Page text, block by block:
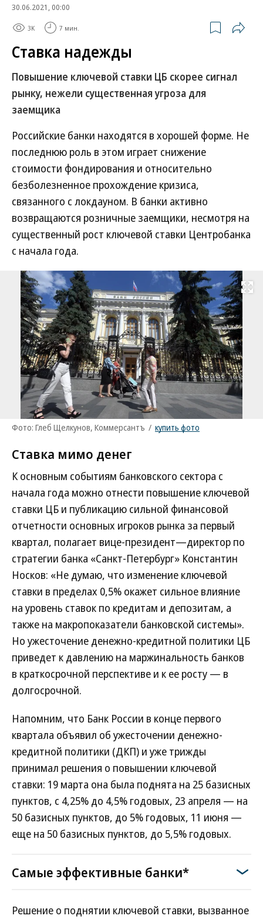
30.06.2021, 00:00
3K 7 мин.
Ставка надежды
Повышение ключевой ставки ЦБ скорее сигнал
рынку, нежели существенная угроза для
заемщика
Российские банки находятся в хорошей форме. Не
последнюю роль в этом играет снижение
стоимости фондирования и относительно
безболезненное прохождение кризиса,
связанного с локдауном. В банки активно
возвращаются розничные заемщики, несмотря на
существенный рост ключевой ставки Центробанка
с начала года.
Развернуть
Фото: Глеб Щелкунов, Коммерсантъ / купить фото
Ставка мимо денег
К основным событиям банковского сектора с
начала года можно отнести повышение ключевой
ставки ЦБ и публикацию сильной финансовой
отчетности основных игроков рынка за первый
квартал, полагает вице-президент—директор по
стратегии банка «Санкт-Петербург» Константин
Носков: «Не думаю, что изменение ключевой
ставки в пределах 0,5% окажет сильное влияние
на уровень ставок по кредитам и депозитам, а
также на макропоказатели банковской системы».
Но ужесточение денежно-кредитной политики ЦБ
приведет к давлению на маржинальность банков
в краткосрочной перспективе и к ее росту — в
долгосрочной.
Напомним, что Банк России в конце первого
квартала объявил об ужесточении денежно-
кредитной политики (ДКП) и уже трижды
принимал решения о повышении ключевой
ставки: 19 марта она была поднята на 25 базисных
пунктов, с 4,25% до 4,5% годовых, 23 апреля — на
50 базисных пунктов, до 5% годовых, 11 июня —
еще на 50 базисных пунктов, до 5,5% годовых.
Самые эффективные банки*
Решение о поднятии ключевой ставки, вызванное